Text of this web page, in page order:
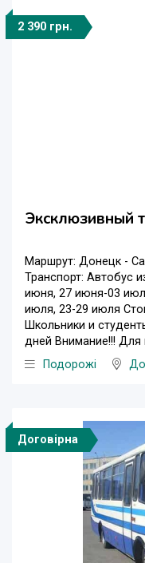
2 390 грн.
Эксклюзивный
Маршрут: Донецк -
Транспорт: Автобус
июня, 27 июня-03
июля, 23-29 июля
Школьники и
дней Внимание!!! Для
Подорожі
Договірна